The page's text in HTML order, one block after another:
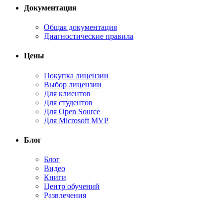
Документация
Общая документация
Диагностические правила
Цены
Покупка лицензии
Выбор лицензии
Для клиентов
Для студентов
Для Open Source
Для Microsoft MVP
Блог
Блог
Видео
Книги
Центр обучений
Развлечения